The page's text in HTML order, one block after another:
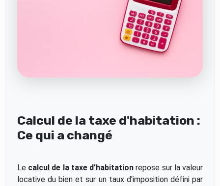
Calcul de la taxe d'habitation :
Ce qui a changé
Le calcul de la taxe d'habitation repose sur la valeur
locative du bien et sur un taux d'imposition défini par